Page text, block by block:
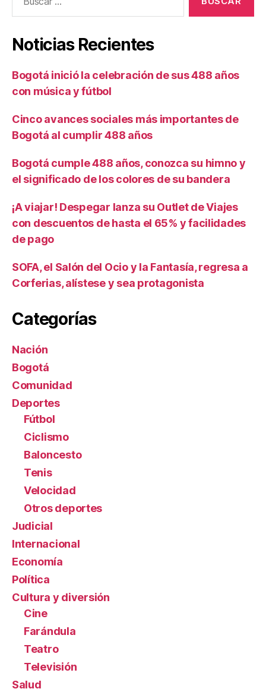
Noticias Recientes
Bogotá inició la celebración de sus 488 años
con música y fútbol
Cinco avances sociales más importantes de
Bogotá al cumplir 488 años
Bogotá cumple 488 años, conozca su himno y
el significado de los colores de su bandera
¡A viajar! Despegar lanza su Outlet de Viajes
con descuentos de hasta el 65% y facilidades
de pago
SOFA, el Salón del Ocio y la Fantasía, regresa a
Corferias, alístese y sea protagonista
Categorías
Nación
Bogotá
Comunidad
Deportes
Fútbol
Ciclismo
Baloncesto
Tenis
Velocidad
Otros deportes
Judicial
Internacional
Economía
Política
Cultura y diversión
Cine
Farándula
Teatro
Televisión
Salud